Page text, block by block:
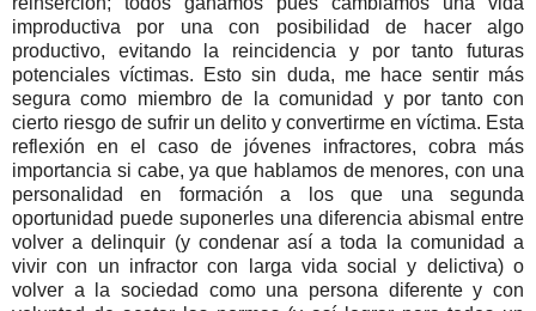
improductiva por una con posibilidad de hacer algo
productivo, evitando la reincidencia y por tanto futuras
potenciales víctimas. Esto sin duda, me hace sentir más
segura como miembro de la comunidad y por tanto con
cierto riesgo de sufrir un delito y convertirme en víctima. Esta
reflexión en el caso de jóvenes infractores, cobra más
importancia si cabe, ya que hablamos de menores, con una
personalidad en formación a los que una segunda
oportunidad puede suponerles una diferencia abismal entre
volver a delinquir (y condenar así a toda la comunidad a
vivir con un infractor con larga vida social y delictiva) o
volver a la sociedad como una persona diferente y con